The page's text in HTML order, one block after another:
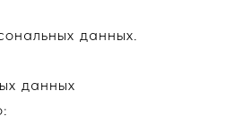
данных.
данных